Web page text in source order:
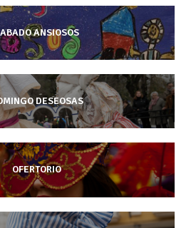
ANSIOSOS
DESEOSAS
OFERTORIO